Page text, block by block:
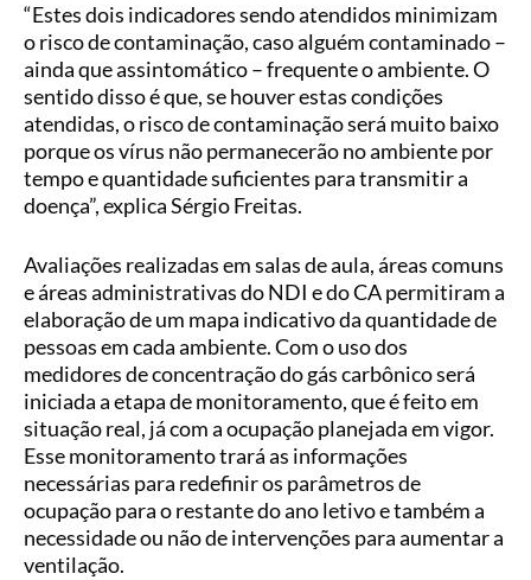
“Estes dois indicadores sendo atendidos minimizam
o risco de contaminação, caso alguém contaminado –
ainda que assintomático – frequente o ambiente. O
sentido disso é que, se houver estas condições
atendidas, o risco de contaminação será muito baixo
porque os vírus não permanecerão no ambiente por
tempo e quantidade suficientes para transmitir a
doença”, explica Sérgio Freitas.
Avaliações realizadas em salas de aula, áreas comuns
e áreas administrativas do NDI e do CA permitiram a
elaboração de um mapa indicativo da quantidade de
pessoas em cada ambiente. Com o uso dos
medidores de concentração do gás carbônico será
iniciada a etapa de monitoramento, que é feito em
situação real, já com a ocupação planejada em vigor.
Esse monitoramento trará as informações
necessárias para redefinir os parâmetros de
ocupação para o restante do ano letivo e também a
necessidade ou não de intervenções para aumentar a
ventilação.